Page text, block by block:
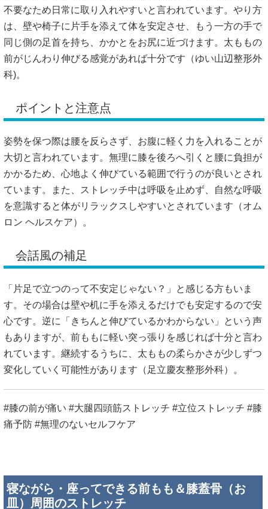
不要なため日常に取り入れやすいと言われています。やり方
は、壁や椅子に片手を添えて体を安定させ、もう一方の手で
同じ側の足首を持ち、かかとをお尻に近づけます。太ももの
前がじんわり伸びる感覚があれば十分です（ゆい山辺整形外
科)。
ポイントと注意点
姿勢を保つ際は腰を反らさず、お腹に軽く力を入れることが
大切と言われています。無理に膝を後ろへ引くと腰に負担が
かかるため、心地よく伸びている範囲で行うのが良いとされ
ています。また、ストレッチ中は呼吸を止めず、自然な呼吸
を意識すると体がリラックスしやすいとされています（オム
ロン ヘルスケア）。
会話風の補足
「片足で立つのって不安定じゃない？」と感じる方もいま
す。その場合は壁や机に手を添えるだけでも安定するので安
心です。逆に「きちんと伸びているかわからない」という声
もありますが、前ももに軽い突っ張りを感じれば十分と言わ
れています。継続するうちに、太ももの柔らかさが少しずつ
変化していく可能性があります（ 足立慶友整形外科）。
#膝の前が痛い #大腿四頭筋ストレッチ #立位ストレッチ #膝
痛予防 #無理のないセルフケア
寝ながら・座ってできる前もも＆膝蓋骨（お
皿）周囲のストレッチ